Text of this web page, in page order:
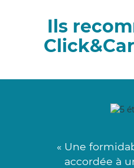
Ils
« Une
accordée à